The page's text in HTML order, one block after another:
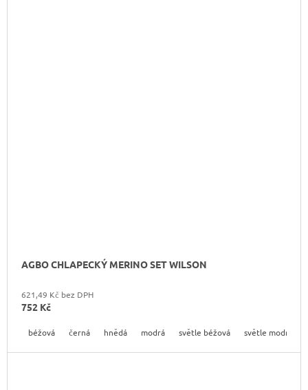
AGBO CHLAPECKÝ MERINO SET WILSON
621,49 Kč bez DPH
752 Kč
béžová černá hnědá modrá světle béžová světle modrá